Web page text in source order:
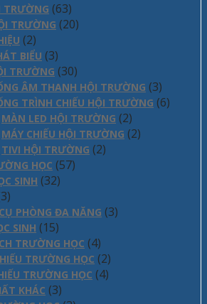
TRƯỜNG (63)
TRƯỜNG (20)
(2)
BIỂU (3)
TRƯỜNG (30)
ÂM THANH HỘI TRƯỜNG (3)
TRÌNH CHIẾU HỘI TRƯỜNG (6)
MÀN LED HỘI TRƯỜNG (2)
MÁY CHIẾU HỘI TRƯỜNG (2)
TIVI HỘI TRƯỜNG (2)
HỌC (57)
SINH (32)
PHÒNG ĐA NĂNG (3)
SINH (15)
TRƯỜNG HỌC (4)
TRƯỜNG HỌC (2)
TRƯỜNG HỌC (4)
KHÁC (3)